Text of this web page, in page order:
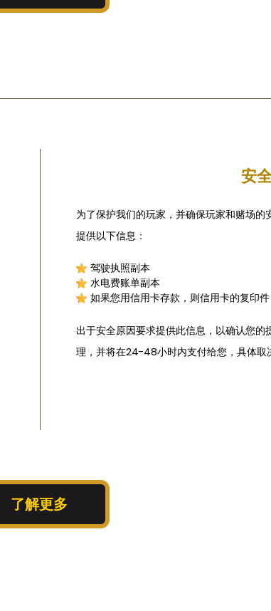
安
为了保护我们的玩家，并确保玩家和赌场
提供以下信息：
驾驶执照副本
水电费账单副本
如果您用信用卡存款，则信用卡的复印件
出于安全原因要求提供此信息，以确认您
理，并将在24-48小时内支付给您，具体取
了解更多